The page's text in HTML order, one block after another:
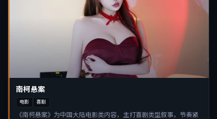
南柯悬案
电影 喜剧
《南柯悬案》为中国大陆电影类内容，主打喜剧类型叙事，节奏紧